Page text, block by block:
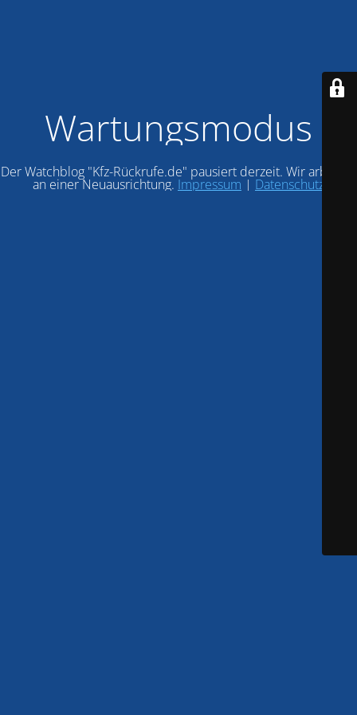
Wartungsmodus
Der Watchblog "Kfz-Rückrufe.de" pausiert derzeit. Wir arbeiten
an einer Neuausrichtung. Impressum | Datenschutz